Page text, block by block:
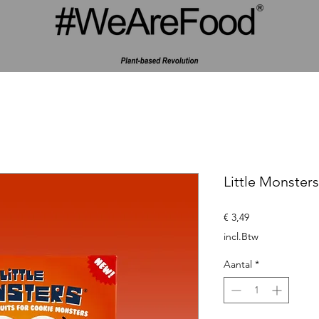
Little
€ 3,49Prijs
incl.Btw
Aantal *